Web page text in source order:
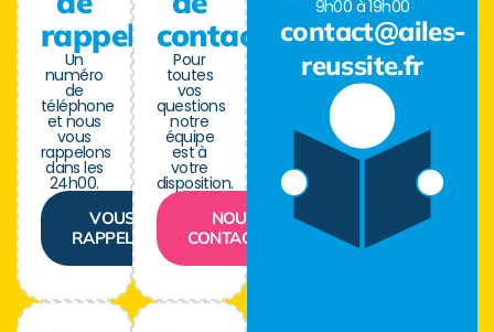
rappel
Un
numéro
de
téléphone
et nous
vous
rappelons
dans les
24h00.
VOUS
RAPPELER
contact
Pour
toutes
vos
questions
notre
équipe
est à
votre
disposition.
NOUS
CONTACTER
9h00 à 19h00
contact@ailes-
reussite.fr